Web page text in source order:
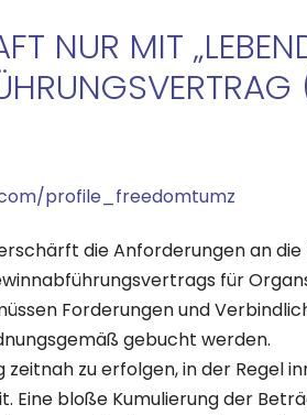
NUR MIT
profile_freedomtumz
die Anforderungen an
für
Forderungen und
gebucht werden.
zeitnah zu erfolgen, in der Regel
Eine bloße Kumulierung der